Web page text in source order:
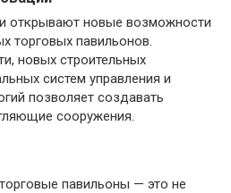
открывают новые возможности
торговых павильонов.
новых строительных
систем управления и
позволяет создавать
сооружения.
павильоны — это не